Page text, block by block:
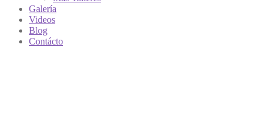
Galería
Videos
Blog
Contácto